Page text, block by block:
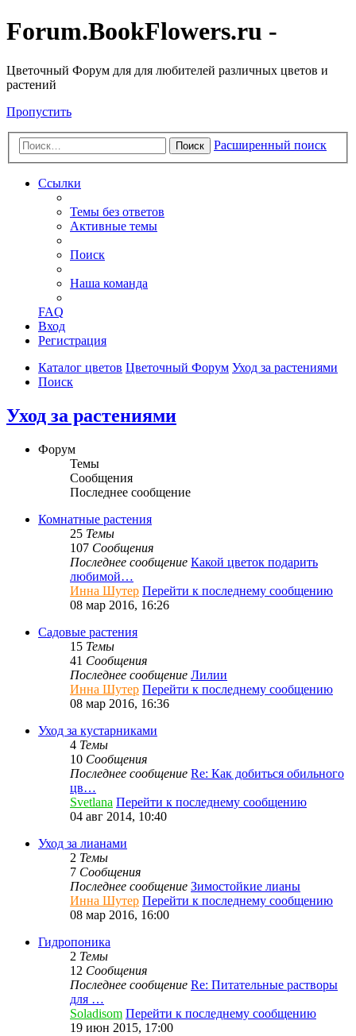
Forum.BookFlowers.ru -
Цветочный Форум для для любителей различных цветов и
растений
Пропустить
Поиск Расширенный поиск
Ссылки
Темы без ответов
Активные темы
Поиск
Наша команда
FAQ
Вход
Регистрация
Каталог цветов Цветочный Форум Уход за растениями
Поиск
Уход за растениями
Форум
Темы
Сообщения
Последнее сообщение
Комнатные растения
25 Темы
107 Сообщения
Последнее сообщение Какой цветок подарить
любимой…
Инна Шутер Перейти к последнему сообщению
08 мар 2016, 16:26
Садовые растения
15 Темы
41 Сообщения
Последнее сообщение Лилии
Инна Шутер Перейти к последнему сообщению
08 мар 2016, 16:36
Уход за кустарниками
4 Темы
10 Сообщения
Последнее сообщение Re: Как добиться обильного
цв…
Svetlana Перейти к последнему сообщению
04 авг 2014, 10:40
Уход за лианами
2 Темы
7 Сообщения
Последнее сообщение Зимостойкие лианы
Инна Шутер Перейти к последнему сообщению
08 мар 2016, 16:00
Гидропоника
2 Темы
12 Сообщения
Последнее сообщение Re: Питательные растворы
для …
Soladisom Перейти к последнему сообщению
19 июн 2015, 17:00